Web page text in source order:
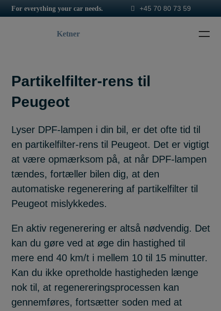
For everything your car needs. +45 70 80 73 59
Ketner
Partikelfilter-rens til
Peugeot
Lyser DPF-lampen i din bil, er det ofte tid til
en partikelfilter-rens til Peugeot. Det er vigtigt
at være opmærksom på, at når DPF-lampen
tændes, fortæller bilen dig, at den
automatiske regenerering af partikelfilter til
Peugeot mislykkedes.
En aktiv regenerering er altså nødvendig. Det
kan du gøre ved at øge din hastighed til
mere end 40 km/t i mellem 10 til 15 minutter.
Kan du ikke opretholde hastigheden længe
nok til, at regenereringsprocessen kan
gennemføres, fortsætter soden med at